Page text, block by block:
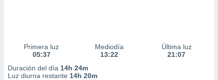
Primera luz
05:37
Mediodía
13:22
Última luz
21:07
Duración del día 14h 24m
Luz diurna restante 14h 20m